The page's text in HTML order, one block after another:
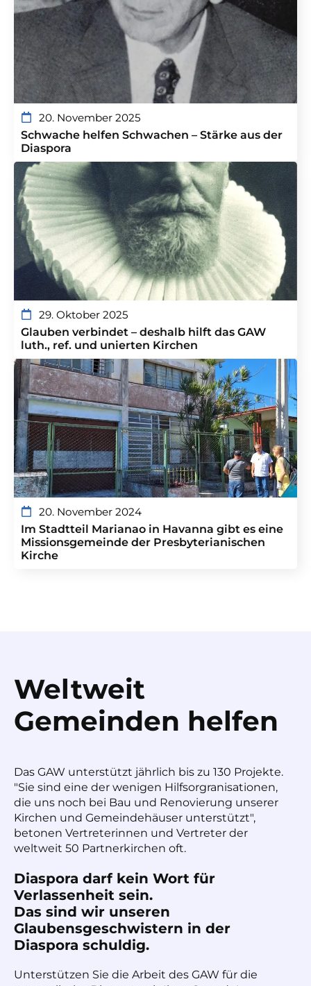
20. November 2025
Schwache helfen Schwachen – Stärke aus der
Diaspora
29. Oktober 2025
Glauben verbindet – deshalb hilft das GAW
luth., ref. und unierten Kirchen
20. November 2024
Im Stadtteil Marianao in Havanna gibt es eine
Missionsgemeinde der Presbyterianischen
Kirche
Weltweit
Gemeinden helfen
Das GAW unterstützt jährlich bis zu 130 Projekte.
"Sie sind eine der wenigen Hilfsorgranisationen,
die uns noch bei Bau und Renovierung unserer
Kirchen und Gemeindehäuser unterstützt",
betonen Vertreterinnen und Vertreter der
weltweit 50 Partnerkirchen oft.
Diaspora darf kein Wort für
Verlassenheit sein.
Das sind wir unseren
Glaubensgeschwistern in der
Diaspora schuldig.
Unterstützen Sie die Arbeit des GAW für die